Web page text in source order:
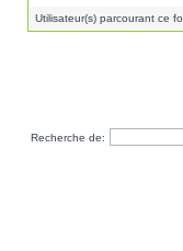
Utilisateur(s) parcourant ce
Recherche de: